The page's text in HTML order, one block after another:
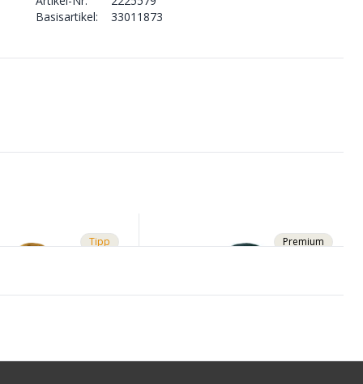
Basisartikel:
33011873
Tipp Premium